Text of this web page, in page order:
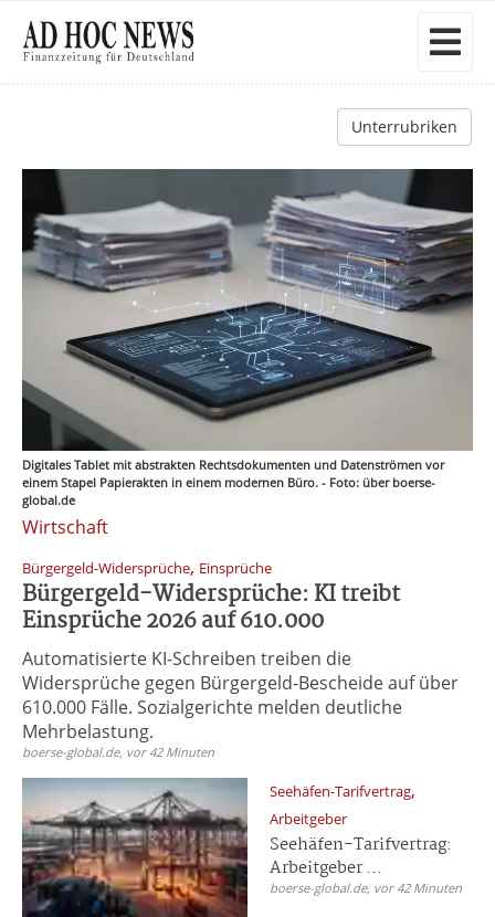
Unterrubriken
Digitales Tablet mit abstrakten Rechtsdokumenten und Datenströmen vor
einem Stapel Papierakten in einem modernen Büro. - Foto: über boerse-
global.de
Wirtschaft
Bürgergeld-Widersprüche, Einsprüche
Bürgergeld-Widersprüche: KI treibt
Einsprüche 2026 auf 610.000
Automatisierte KI-Schreiben treiben die
Widersprüche gegen Bürgergeld-Bescheide auf über
610.000 Fälle. Sozialgerichte melden deutliche
Mehrbelastung.
boerse-global.de, vor 42 Minuten
Seehäfen-Tarifvertrag,
Arbeitgeber
Seehäfen-Tarifvertrag:
Arbeitgeber ...
boerse-global.de, vor 42 Minuten